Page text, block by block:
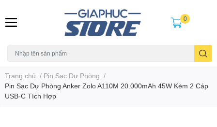
0
Trang chủ / Pin Sạc Dự Phòng /
Pin Sạc Dự Phòng Anker Zolo A110M 20.000mAh 45W Kèm 2 Cáp
USB-C Tích Hợp